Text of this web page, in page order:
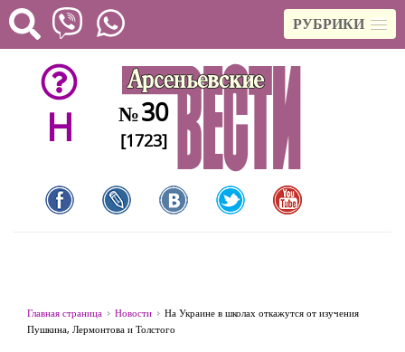
РУБРИКИ
H №30
[1723]
Главная страница Новости
На Украине в школах откажутся от изучения
Пушкина, Лермонтова и Толстого